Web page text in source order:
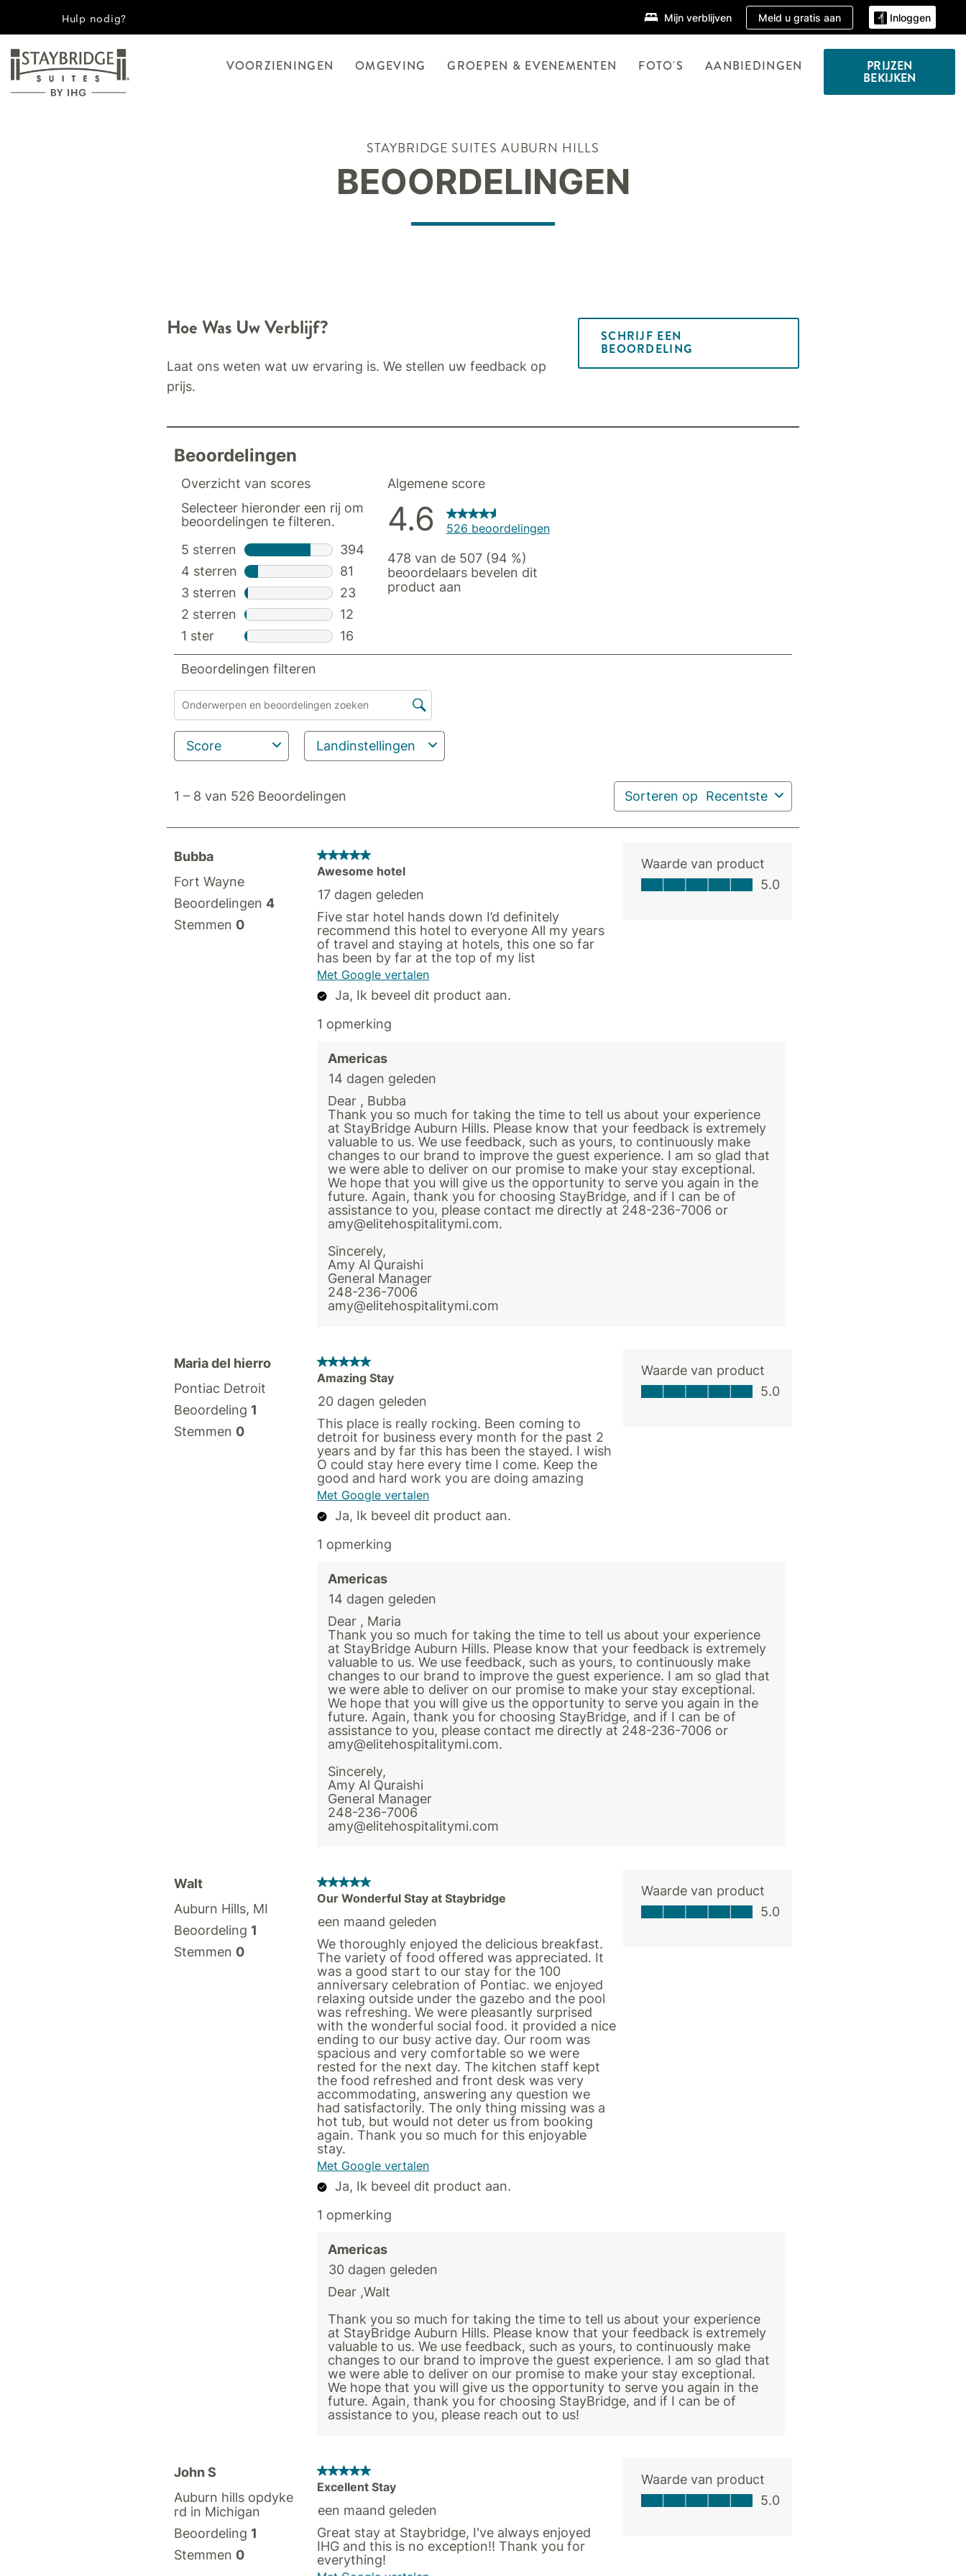
Hulp nodig? Mijn verblijven Meld u gratis aan Inloggen
VOORZIENINGEN OMGEVING GROEPEN & EVENEMENTEN FOTO'S AANBIEDINGEN PRIJZEN
BEKIJKEN
STAYBRIDGE SUITES AUBURN HILLS
BEOORDELINGEN
Hoe Was Uw Verblijf?
Laat ons weten wat uw ervaring is. We stellen uw feedback op
prijs.
SCHRIJF EEN
BEOORDELING